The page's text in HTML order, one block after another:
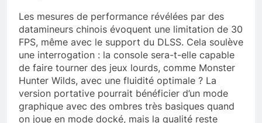
Les mesures de performance révélées par des
datamineurs chinois évoquent une limitation de 30
FPS, même avec le support du DLSS. Cela soulève
une interrogation : la console sera-t-elle capable
de faire tourner des jeux lourds, comme Monster
Hunter Wilds, avec une fluidité optimale ? La
version portative pourrait bénéficier d’un mode
graphique avec des ombres très basiques quand
on joue en mode docké, mais la qualité reste